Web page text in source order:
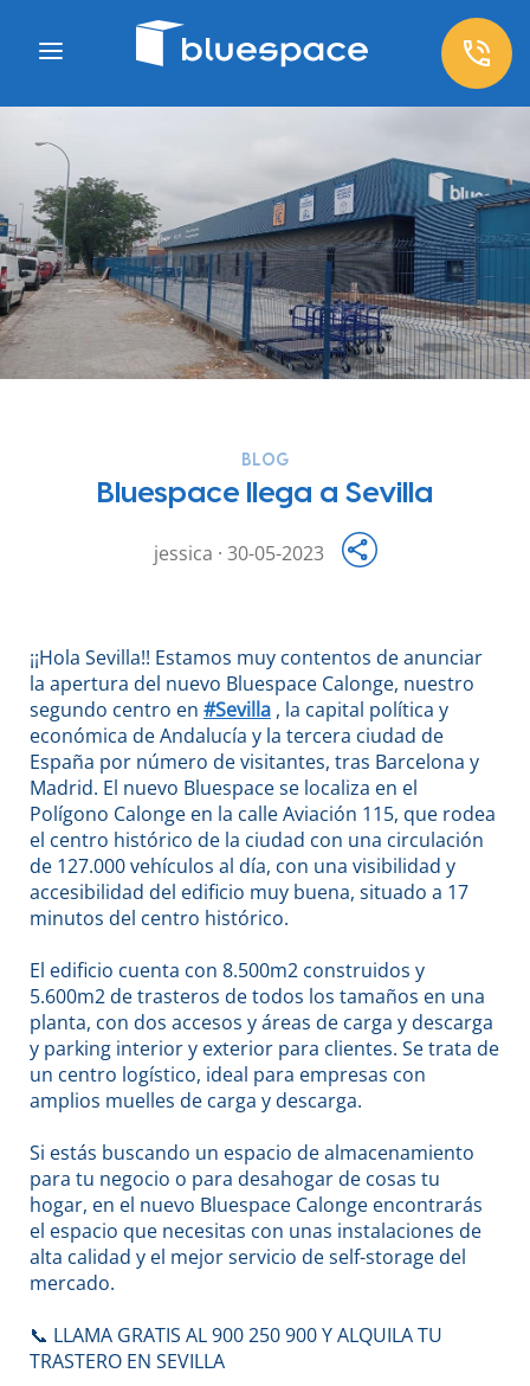
BLOG
Bluespace llega a Sevilla
jessica · 30-05-2023
¡¡Hola Sevilla!! Estamos muy contentos de anunciar
la apertura del nuevo Bluespace Calonge, nuestro
segundo centro en #Sevilla , la capital política y
económica de Andalucía y la tercera ciudad de
España por número de visitantes, tras Barcelona y
Madrid. El nuevo Bluespace se localiza en el
Polígono Calonge en la calle Aviación 115, que rodea
el centro histórico de la ciudad con una circulación
de 127.000 vehículos al día, con una visibilidad y
accesibilidad del edificio muy buena, situado a 17
minutos del centro histórico.
El edificio cuenta con 8.500m2 construidos y
5.600m2 de trasteros de todos los tamaños en una
planta, con dos accesos y áreas de carga y descarga
y parking interior y exterior para clientes. Se trata de
un centro logístico, ideal para empresas con
amplios muelles de carga y descarga.
Si estás buscando un espacio de almacenamiento
para tu negocio o para desahogar de cosas tu
hogar, en el nuevo Bluespace Calonge encontrarás
el espacio que necesitas con unas instalaciones de
alta calidad y el mejor servicio de self-storage del
mercado.
📞 LLAMA GRATIS AL 900 250 900 Y ALQUILA TU
TRASTERO EN SEVILLA